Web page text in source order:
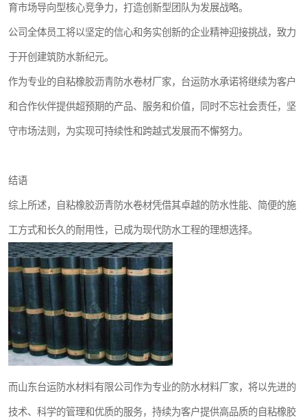
育市场导向型核心竞争力，打造创新型团队为发展战略。
公司全体员工将以坚定的信心和务实创新的企业精神迎接挑战，致力
于开创建筑防水新纪元。
作为专业的自粘橡胶沥青防水卷材厂家，台运防水承诺将继续为客户
和合作伙伴提供超预期的产品、服务和价值，同时不忘社会责任，坚
守市场法则，为实现可持续性和跨越式发展而不懈努力。
结语
综上所述，自粘橡胶沥青防水卷材凭借其卓越的防水性能、简便的施
工方式和长久的耐用性，已成为现代防水工程的理想选择。
而山东台运防水材料有限公司作为专业的防水材料厂家，将以先进的
技术、科学的管理和优质的服务，持续为客户提供高品质的自粘橡胶